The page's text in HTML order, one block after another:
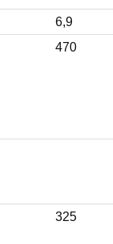
6,9
470
325